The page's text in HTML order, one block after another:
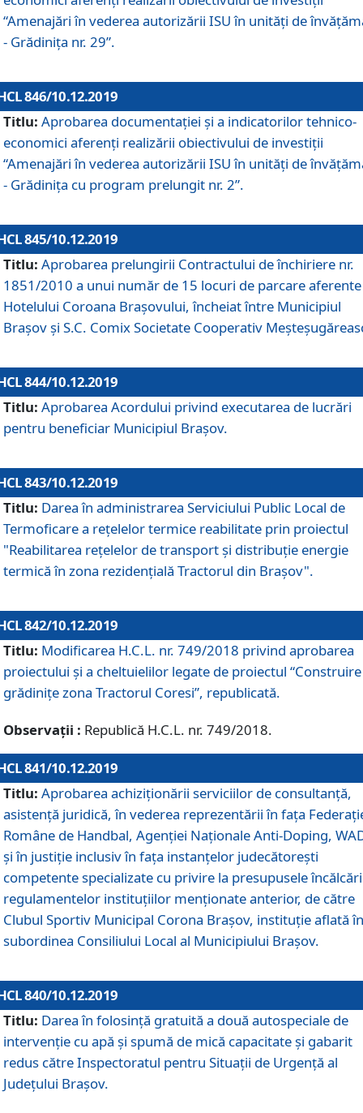
“Amenajări în vederea autorizării ISU în unități de
- Grădinița nr. 29”.
846/10.12.2019
Titlu: Aprobarea documentației și a indicatorilor tehnico-
economici aferenți realizării obiectivului de investiții
“Amenajări în vederea autorizării ISU în unități de
- Grădinița cu program prelungit nr. 2”.
845/10.12.2019
Titlu: Aprobarea prelungirii Contractului de închiriere nr.
1851/2010 a unui număr de 15 locuri de parcare aferente
Hotelului Coroana Brașovului, încheiat între Municipiul
Braşov şi S.C. Comix Societate Cooperativ
844/10.12.2019
Titlu: Aprobarea Acordului privind executarea de lucrări
pentru beneficiar Municipiul Brașov.
843/10.12.2019
Titlu: Darea în administrarea Serviciului Public Local de
Termoficare a rețelelor termice reabilitate prin proiectul
"Reabilitarea reţelelor de transport şi distribuţie energie
termică în zona rezidenţială Tractorul din Braşov".
842/10.12.2019
Titlu: Modificarea H.C.L. nr. 749/2018 privind aprobarea
proiectului și a cheltuielilor legate de proiectul “Construire
grădinițe zona Tractorul Coresi”, republicată.
Observații : Republică H.C.L. nr. 749/2018.
841/10.12.2019
Titlu: Aprobarea achiziționării serviciilor de consultanță,
asistență juridică, în vederea reprezentării în fața
Române de Handbal, Agenției Naționale Anti-Doping,
și în justiție inclusiv în fața instanțelor judecătorești
competente specializate cu privire la presupusele
regulamentelor instituțiilor menționate anterior, de către
Clubul Sportiv Municipal Corona Braşov, instituție aflată în
subordinea Consiliului Local al Municipiului Brașov.
840/10.12.2019
Titlu: Darea în folosință gratuită a două autospeciale de
intervenție cu apă și spumă de mică capacitate și gabarit
redus către Inspectoratul pentru Situaţii de Urgenţă al
Judeţului Brașov.